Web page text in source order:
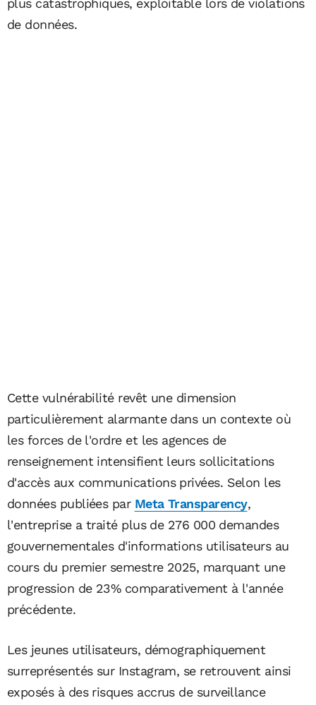
plus catastrophiques, exploitable lors de violations
de données.
Cette vulnérabilité revêt une dimension
particulièrement alarmante dans un contexte où
les forces de l'ordre et les agences de
renseignement intensifient leurs sollicitations
d'accès aux communications privées. Selon les
données publiées par Meta Transparency,
l'entreprise a traité plus de 276 000 demandes
gouvernementales d'informations utilisateurs au
cours du premier semestre 2025, marquant une
progression de 23% comparativement à l'année
précédente.
Les jeunes utilisateurs, démographiquement
surreprésentés sur Instagram, se retrouvent ainsi
exposés à des risques accrus de surveillance